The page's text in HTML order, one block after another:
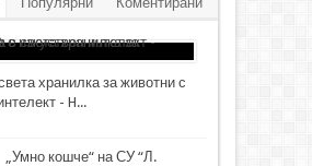
хранилка за животни с
- H...
„Умно кошче“ на СУ “Л.